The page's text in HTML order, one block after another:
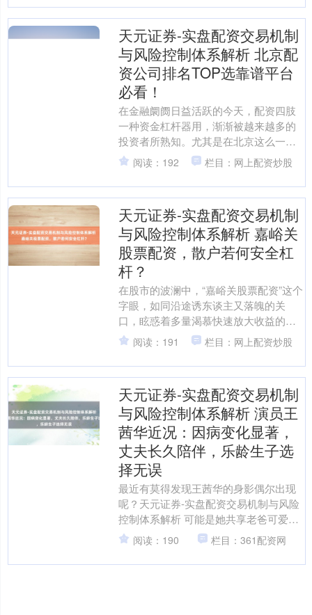
天元证券-实盘配资交易机制
与风险控制体系解析 北京配
资公司排名TOP选靠谱平台
必看！
在金融阛阓日益活跃的今天，配资四肢
一种资金杠杆器用，渐渐被越来越多的
投资者所熟知。尤其是在北京这么一座
金融资源高度采集的城市，配资公司林
立，多样宣传威望汹汹，让....
阅读：192 栏目：网上配资炒股
天元证券-实盘配资交易机制
与风险控制体系解析 嘉峪关
股票配资，散户若何安全杠
杆？
在股市的波澜中，“嘉峪关股票配资”这个
字眼，如同沿途诱东谈主又落魄的关
口，眩惑着多量渴慕快速放大收益的散
户投资者。它仿佛陈腐关城外的捷径，
同意让东谈主更快抵达金....
阅读：191 栏目：网上配资炒股
天元证券-实盘配资交易机制
与风险控制体系解析 演员王
茜华近况：因病变化显著，
丈夫长久陪伴，乐龄生子选
择无误
最近有莫得发现王茜华的身影偶尔出现
呢？天元证券-实盘配资交易机制与风险
控制体系解析 可能是她共享老爸可爱的
海棠花开了，或者是和老公沈航之间不
经意表现的那份仁和。....
阅读：190 栏目：361配资网
3882.44 +4.01 +0.10%